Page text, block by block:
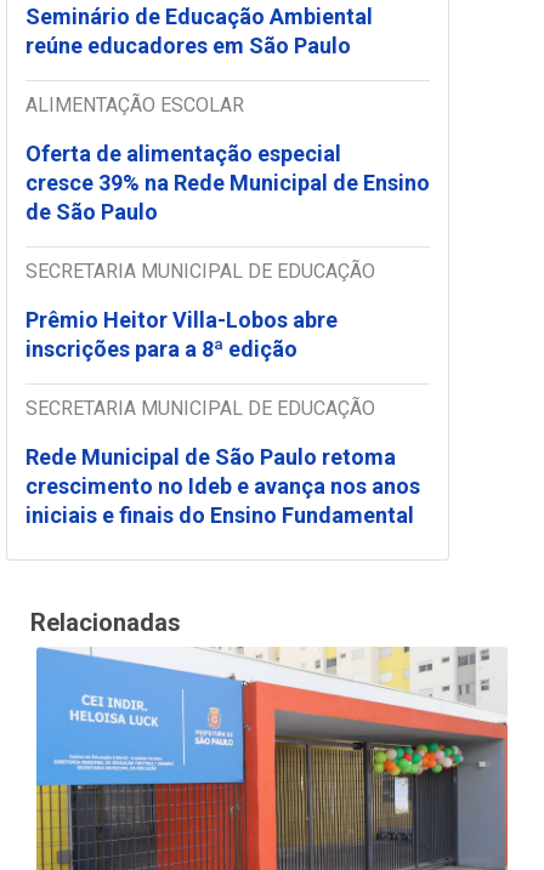
Seminário de Educação Ambiental
reúne educadores em São Paulo
ALIMENTAÇÃO ESCOLAR
Oferta de alimentação especial
cresce 39% na Rede Municipal de Ensino
de São Paulo
SECRETARIA MUNICIPAL DE EDUCAÇÃO
Prêmio Heitor Villa-Lobos abre
inscrições para a 8ª edição
SECRETARIA MUNICIPAL DE EDUCAÇÃO
Rede Municipal de São Paulo retoma
crescimento no Ideb e avança nos anos
iniciais e finais do Ensino Fundamental
Relacionadas